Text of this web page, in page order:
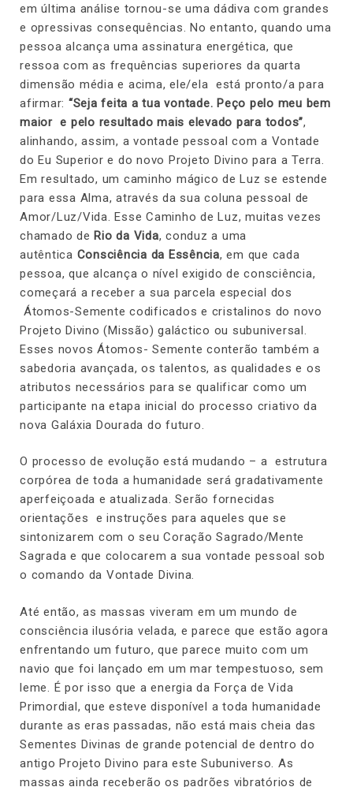
em última análise tornou-se uma dádiva com grandes
e opressivas consequências. No entanto, quando uma
pessoa alcança uma assinatura energética, que
ressoa com as frequências superiores da quarta
dimensão média e acima, ele/ela está pronto/a para
afirmar: “Seja feita a tua vontade. Peço pelo meu bem
maior e pelo resultado mais elevado para todos”,
alinhando, assim, a vontade pessoal com a Vontade
do Eu Superior e do novo Projeto Divino para a Terra.
Em resultado, um caminho mágico de Luz se estende
para essa Alma, através da sua coluna pessoal de
Amor/Luz/Vida. Esse Caminho de Luz, muitas vezes
chamado de Rio da Vida, conduz a uma
autêntica Consciência da Essência, em que cada
pessoa, que alcança o nível exigido de consciência,
começará a receber a sua parcela especial dos
Átomos-Semente codificados e cristalinos do novo
Projeto Divino (Missão) galáctico ou subuniversal.
Esses novos Átomos- Semente conterão também a
sabedoria avançada, os talentos, as qualidades e os
atributos necessários para se qualificar como um
participante na etapa inicial do processo criativo da
nova Galáxia Dourada do futuro.
O processo de evolução está mudando – a estrutura
corpórea de toda a humanidade será gradativamente
aperfeiçoada e atualizada. Serão fornecidas
orientações e instruções para aqueles que se
sintonizarem com o seu Coração Sagrado/Mente
Sagrada e que colocarem a sua vontade pessoal sob
o comando da Vontade Divina.
Até então, as massas viveram em um mundo de
consciência ilusória velada, e parece que estão agora
enfrentando um futuro, que parece muito com um
navio que foi lançado em um mar tempestuoso, sem
leme. É por isso que a energia da Força de Vida
Primordial, que esteve disponível a toda humanidade
durante as eras passadas, não está mais cheia das
Sementes Divinas de grande potencial de dentro do
antigo Projeto Divino para este Subuniverso. As
massas ainda receberão os padrões vibratórios de